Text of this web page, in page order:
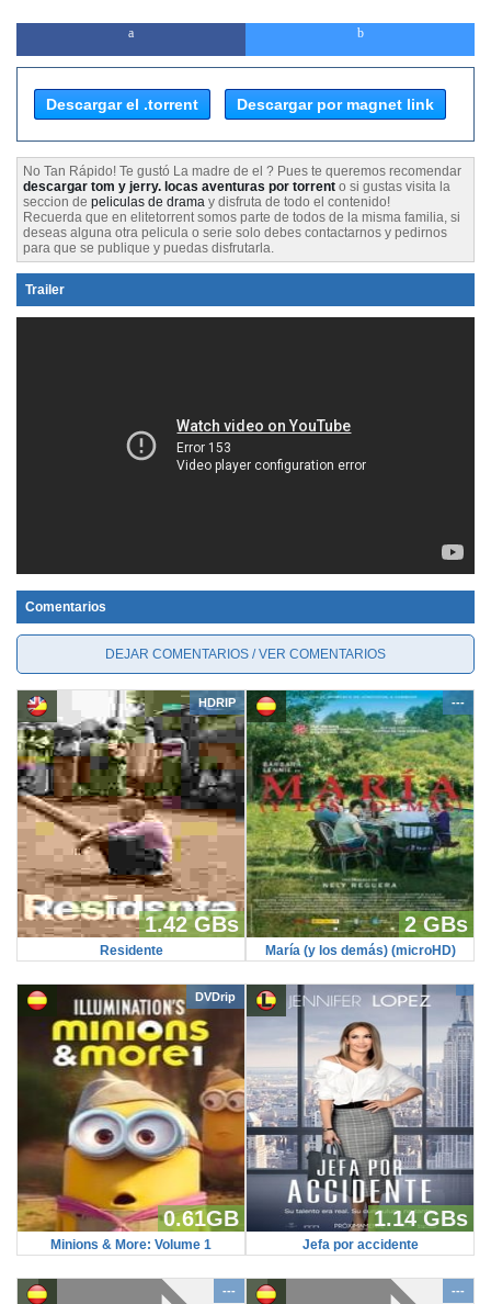
Descargar el .torrent Descargar por magnet link
No Tan Rápido! Te gustó La madre de el ? Pues te queremos recomendar
descargar tom y jerry. locas aventuras por torrent o si gustas visita la
seccion de peliculas de drama y disfruta de todo el contenido!
Recuerda que en elitetorrent somos parte de todos de la misma familia, si
deseas alguna otra pelicula o serie solo debes contactarnos y pedirnos
para que se publique y puedas disfrutarla.
Trailer
Comentarios
DEJAR COMENTARIOS / VER COMENTARIOS
HDRIP
1.42 GBs
Residente
---
2 GBs
María (y los demás) (microHD)
DVDrip
0.61GB
Minions & More: Volume 1
1.14 GBs
Jefa por accidente
--- ---